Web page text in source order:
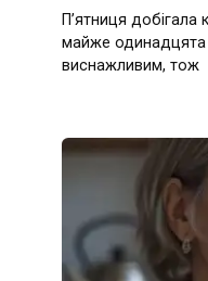
П’ятниця добігала
майже
виснажливим, тож